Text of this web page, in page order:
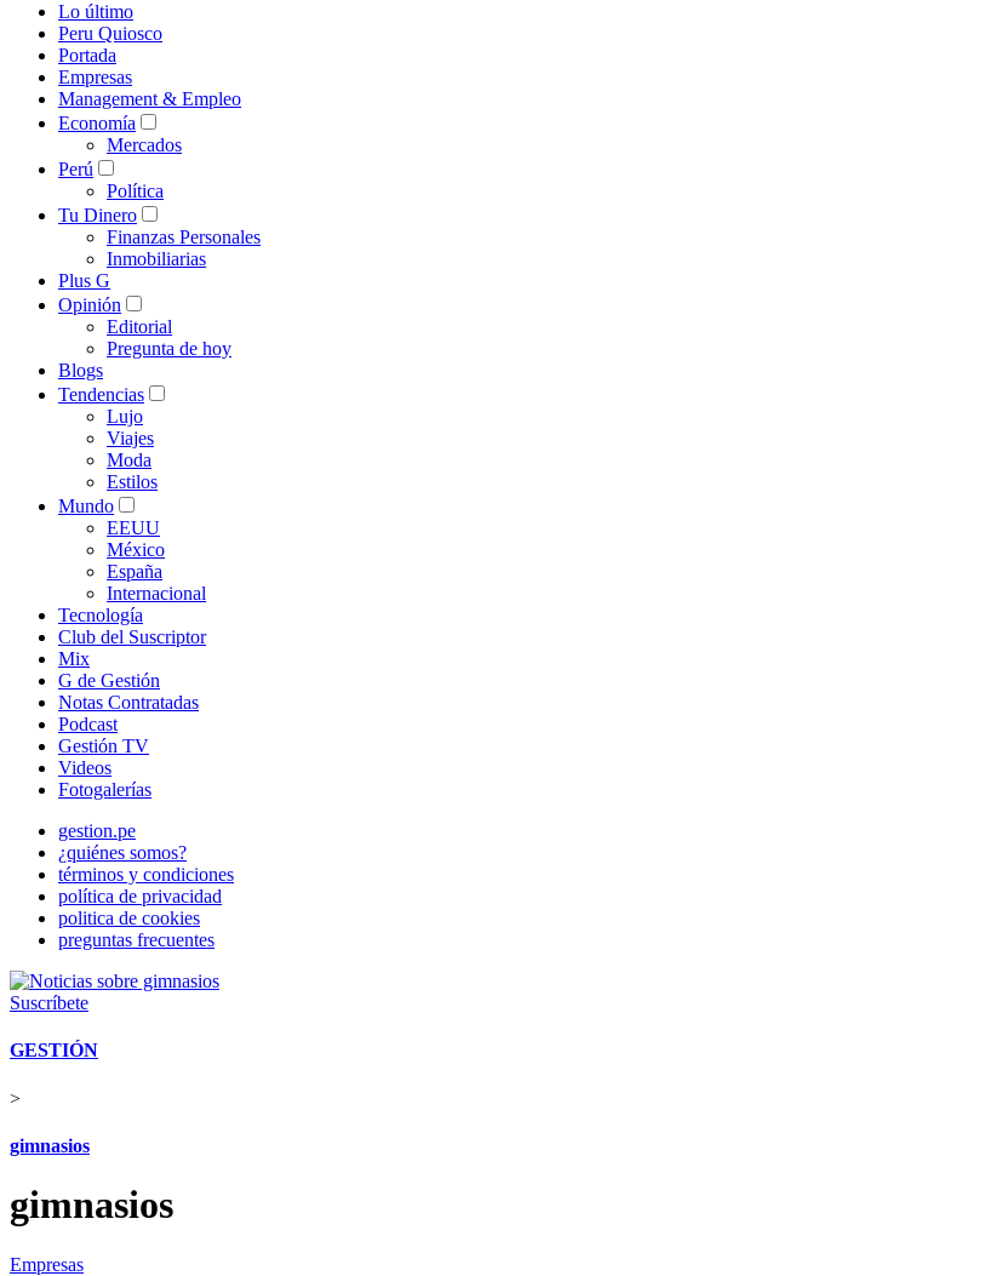
Lo último
Peru Quiosco
Portada
Empresas
Management & Empleo
Economía
Mercados
Perú
Política
Tu Dinero
Finanzas Personales
Inmobiliarias
Plus G
Opinión
Editorial
Pregunta de hoy
Blogs
Tendencias
Lujo
Viajes
Moda
Estilos
Mundo
EEUU
México
España
Internacional
Tecnología
Club del Suscriptor
Mix
G de Gestión
Notas Contratadas
Podcast
Gestión TV
Videos
Fotogalerías
gestion.pe
¿quiénes somos?
términos y condiciones
política de privacidad
politica de cookies
preguntas frecuentes
Suscríbete
GESTIÓN
>
gimnasios
gimnasios
Empresas